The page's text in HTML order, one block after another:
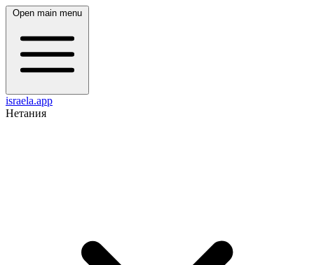
Open main menu
israela.app
Нетания